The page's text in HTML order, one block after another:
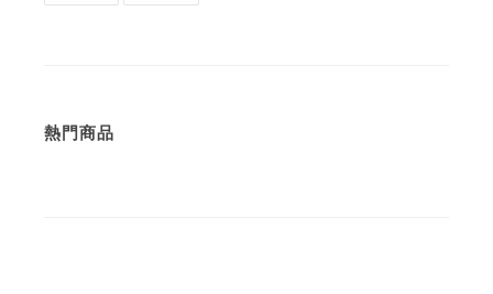
熱門商品